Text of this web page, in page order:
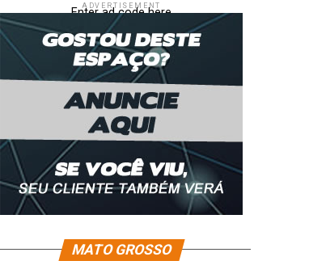
ADVERTISEMENT
Enter ad code here
MATO GROSSO